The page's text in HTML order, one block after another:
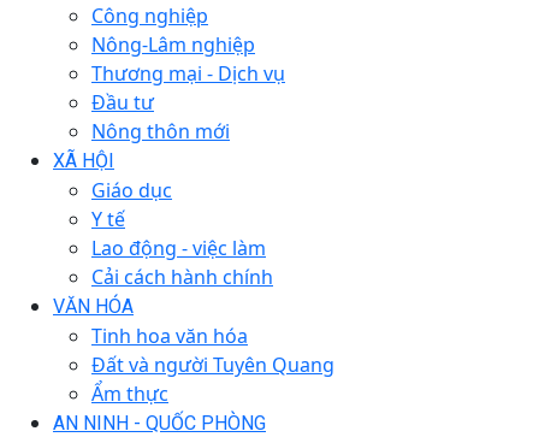
Công nghiệp
Nông-Lâm nghiệp
Thương mại - Dịch vụ
Đầu tư
Nông thôn mới
XÃ HỘI
Giáo dục
Y tế
Lao động - việc làm
Cải cách hành chính
VĂN HÓA
Tinh hoa văn hóa
Đất và người Tuyên Quang
Ẩm thực
AN NINH - QUỐC PHÒNG